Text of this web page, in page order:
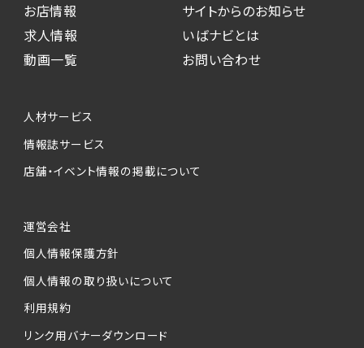
お店情報
求人情報
動画一覧
サイトからのお知らせ
いばナビとは
お問い合わせ
人材サービス
情報誌サービス
店舗・イベント情報の掲載について
運営会社
個人情報保護方針
個人情報の取り扱いについて
利用規約
リンク用バナーダウンロード